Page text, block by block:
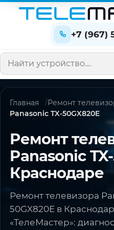
+7 (967)
Поиск по сайту
Главная
Ремонт
Panasonic TX-50GX820E
Ремонт
Panasonic
Краснодаре
Ремонт телевизора
50GX820E в
«ТелеМастер»: